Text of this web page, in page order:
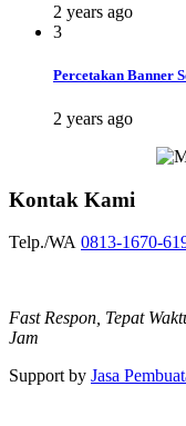
2 years ago
3
Percetakan Banner
2 years ago
Kontak Kami
Telp./WA 0813-1670-
Fast Respon, Tepat
Jam
Support by Jasa